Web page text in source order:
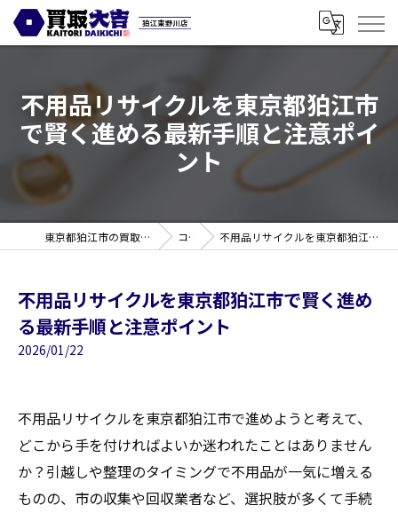
不用品リサイクルを東京都狛江市
で賢く進める最新手順と注意ポイ
ント
東京都狛江市の買取なら買取大吉 狛江東野川店 コラム 不用品リサイクルを東京都狛江市で賢く進める最新手順と注意ポイント
不用品リサイクルを東京都狛江市で賢く進め
る最新手順と注意ポイント
2026/01/22
不用品リサイクルを東京都狛江市で進めようと考えて、
どこから手を付ければよいか迷われたことはありません
か？引越しや整理のタイミングで不用品が一気に増える
ものの、市の収集や回収業者など、選択肢が多くて手続